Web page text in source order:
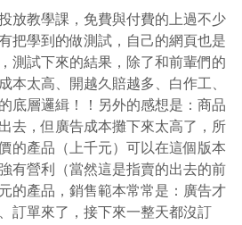
放教學課，免費與付費的上過不少
把學到的做測試，自己的網頁也是
測試下來的結果，除了和前輩們的
本太高、開越久賠越多、白作工、
底層邏緝！！另外的感想是：商品
去，但廣告成本攤下來太高了，所
的產品（上千元）可以在這個版本
有營利（當然這是指賣的出去的前
的產品，銷售範本常常是：廣告才
訂單來了，接下來一整天都沒訂